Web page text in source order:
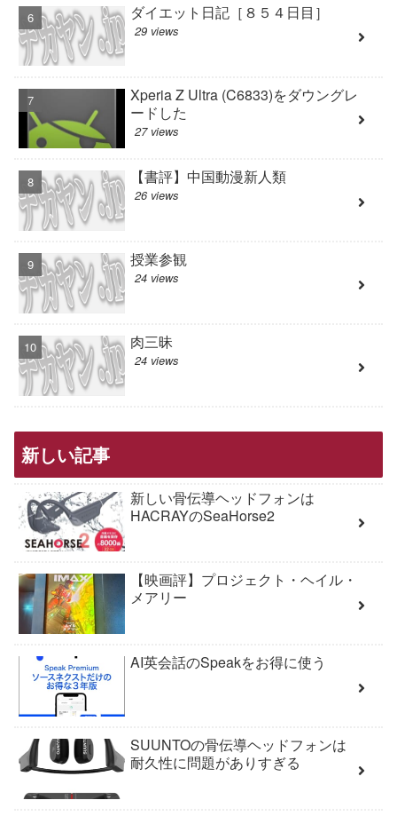
ダイエット日記［８５４日目］
29 views
Xperia Z Ultra (C6833)をダウングレ
ードした
27 views
【書評】中国動漫新人類
26 views
授業参観
24 views
肉三昧
24 views
新しい記事
新しい骨伝導ヘッドフォンは
HACRAYのSeaHorse2
【映画評】プロジェクト・ヘイル・
メアリー
AI英会話のSpeakをお得に使う
SUUNTOの骨伝導ヘッドフォンは
耐久性に問題がありすぎる